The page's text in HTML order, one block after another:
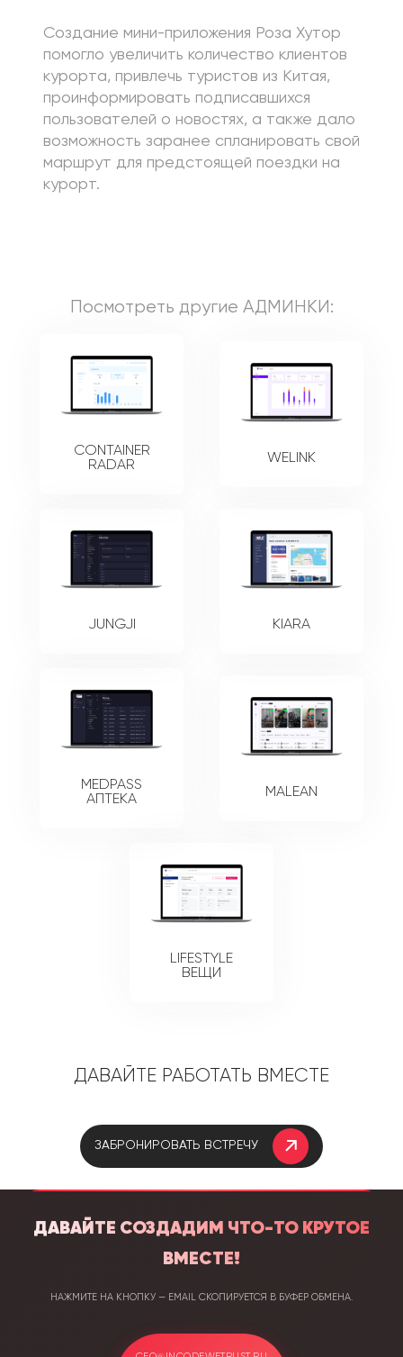
Создание мини-приложения Роза Хутор
помогло увеличить количество клиентов
курорта, привлечь туристов из Китая,
проинформировать подписавшихся
пользователей о новостях, а также дало
возможность заранее спланировать свой
маршрут для предстоящей поездки на
курорт.
Посмотреть другие АДМИНКИ:
CONTAINER
RADAR
WELINK
JUNGJI KIARA
MEDPASS
АПТЕКА
MALEAN
LIFESTYLE
ВЕЩИ
Давайте работать вместе
Забронировать встречу
Давайте создадим что-то крутое
вместе!
Нажмите на кнопку — email скопируется в буфер обмена.